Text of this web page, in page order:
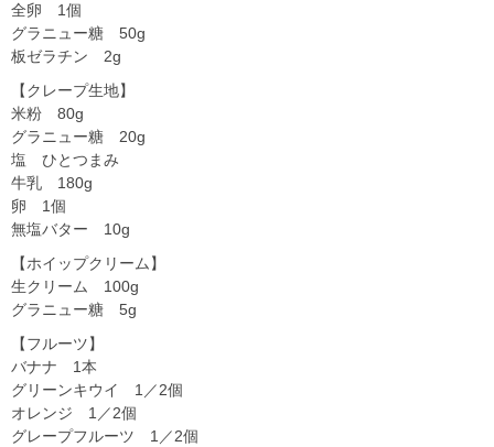
全卵 1個
グラニュー糖 50g
板ゼラチン 2g
【クレープ生地】
米粉 80g
グラニュー糖 20g
塩 ひとつまみ
牛乳 180g
卵 1個
無塩バター 10g
【ホイップクリーム】
生クリーム 100g
グラニュー糖 5g
【フルーツ】
バナナ 1本
グリーンキウイ 1／2個
オレンジ 1／2個
グレープフルーツ 1／2個